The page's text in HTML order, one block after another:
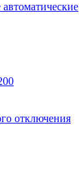
отключения